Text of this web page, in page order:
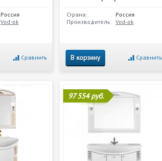
Россия
Vod-ok
Сравнить
Страна:
Россия
Производитель: Vod-ok
В корзину Сравнить
97 554 руб.